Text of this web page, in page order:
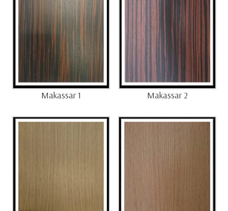
Makassar 1 Makassar 2